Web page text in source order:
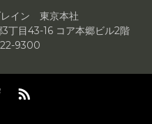
レイン 東京本社
目43-16 コア本郷ビル2階
9300